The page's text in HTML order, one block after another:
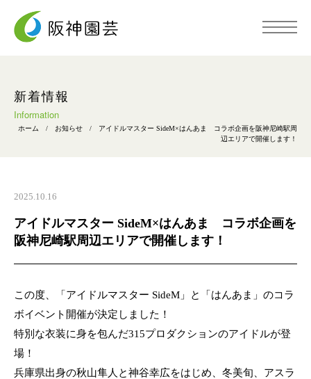
阪神園芸について
施工事例
新着情報
お問い合わせ
新着情報
Information
ホーム / お知らせ / アイドルマスター SideM×はんあま コラボ企画を阪神尼崎駅周
辺エリアで開催します！
2025.10.16
アイドルマスター SideM×はんあま コラボ企画を
阪神尼崎駅周辺エリアで開催します！
この度、「アイドルマスター SideM」と「はんあま」のコラ
ボイベント開催が決定しました！
特別な衣装に身を包んだ315プロダクションのアイドルが登
場！
兵庫県出身の秋山隼人と神谷幸広をはじめ、冬美旬、アスラ